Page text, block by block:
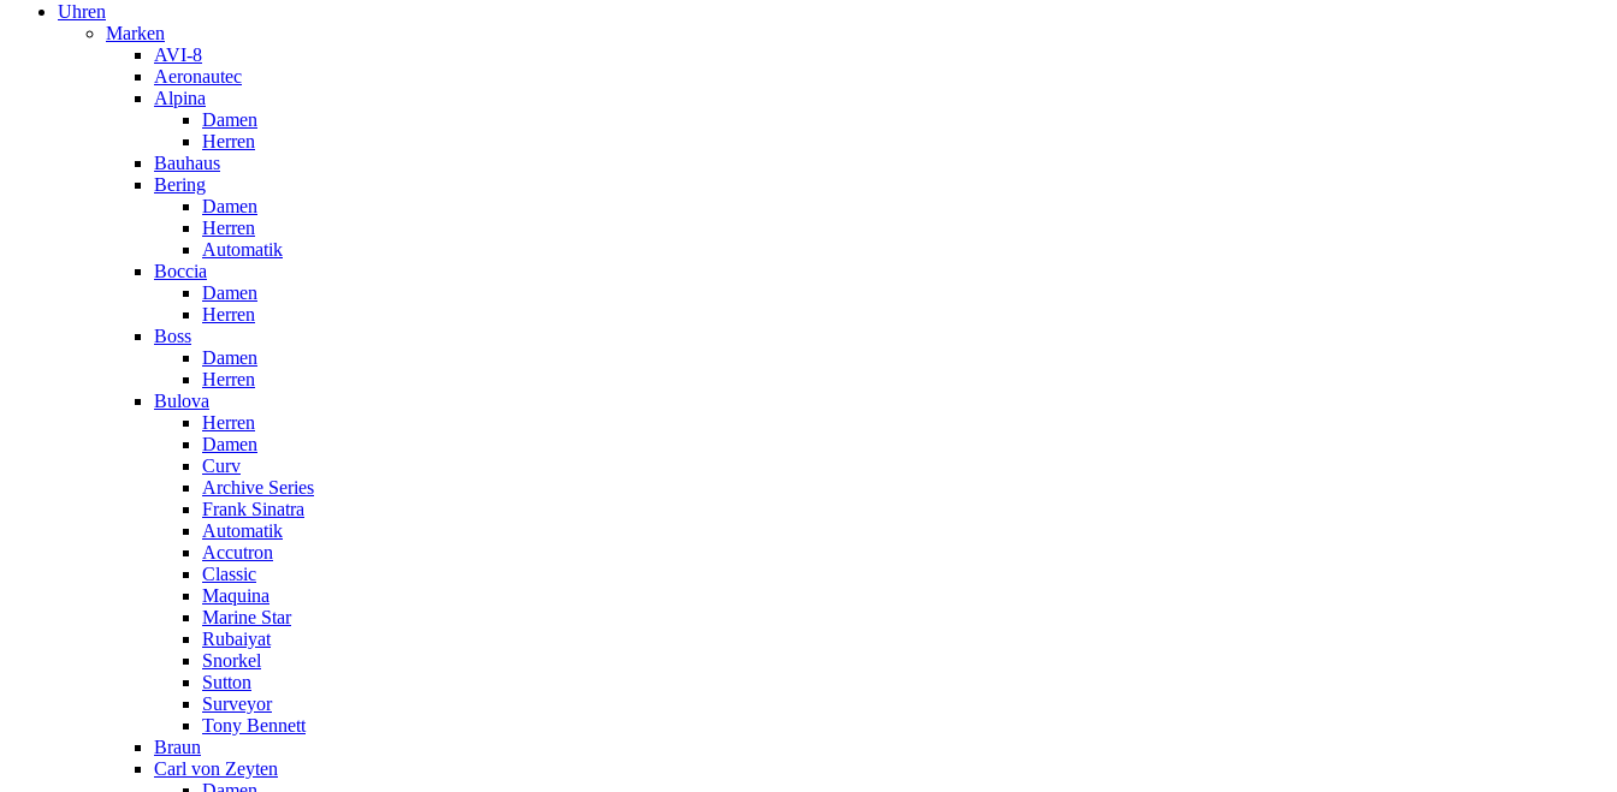
Uhren
Marken
AVI-8
Aeronautec
Alpina
Damen
Herren
Bauhaus
Bering
Damen
Herren
Automatik
Boccia
Damen
Herren
Boss
Damen
Herren
Bulova
Herren
Damen
Curv
Archive Series
Frank Sinatra
Automatik
Accutron
Classic
Maquina
Marine Star
Rubaiyat
Snorkel
Sutton
Surveyor
Tony Bennett
Braun
Carl von Zeyten